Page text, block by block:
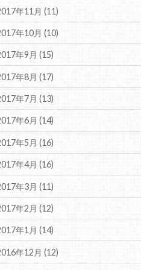
年11月 (11)
年10月 (10)
年9月 (15)
年8月 (17)
年7月 (13)
年6月 (14)
年5月 (16)
年4月 (16)
年3月 (11)
年2月 (12)
年1月 (14)
年12月 (12)